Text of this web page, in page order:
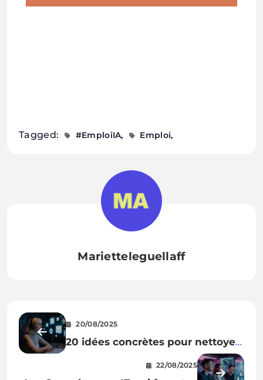
Tagged: #EmploiIA Emploi
Marietteleguellaff
20/08/2025
20 idées concrètes pour nettoyer
22/08/2025